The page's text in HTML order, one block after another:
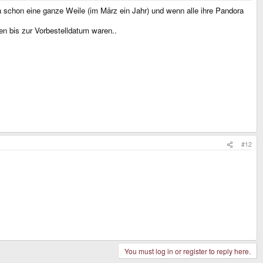
eine ganze Weile (im März ein Jahr) und wenn alle ihre Pandora
bis zur Vorbestelldatum waren..
#12
You must log in or register to reply here.